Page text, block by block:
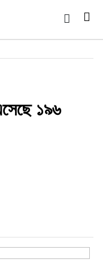
১৯৬